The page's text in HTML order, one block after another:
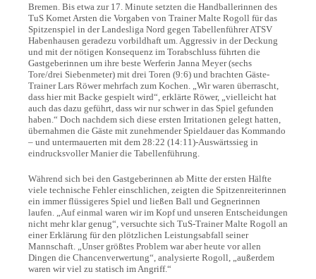
Bremen. Bis etwa zur 17. Minute setzten die Handballerinnen des
TuS Komet Arsten die Vorgaben von Trainer Malte Rogoll für das
Spitzenspiel in der Landesliga Nord gegen Tabellenführer ATSV
Habenhausen geradezu vorbildhaft um. Aggressiv in der Deckung
und mit der nötigen Konsequenz im Torabschluss führten die
Gastgeberinnen um ihre beste Werferin Janna Meyer (sechs
Tore/drei Siebenmeter) mit drei Toren (9:6) und brachten Gäste-
Trainer Lars Röwer mehrfach zum Kochen. „Wir waren überrascht,
dass hier mit Backe gespielt wird“, erklärte Röwer, „vielleicht hat
auch das dazu geführt, dass wir nur schwer in das Spiel gefunden
haben.“ Doch nachdem sich diese ersten Irritationen gelegt hatten,
übernahmen die Gäste mit zunehmender Spieldauer das Kommando
– und untermauerten mit dem 28:22 (14:11)-Auswärtssieg in
eindrucksvoller Manier die Tabellenführung.
Während sich bei den Gastgeberinnen ab Mitte der ersten Hälfte
viele technische Fehler einschlichen, zeigten die Spitzenreiterinnen
ein immer flüssigeres Spiel und ließen Ball und Gegnerinnen
laufen. „Auf einmal waren wir im Kopf und unseren Entscheidungen
nicht mehr klar genug“, versuchte sich TuS-Trainer Malte Rogoll an
einer Erklärung für den plötzlichen Leistungsabfall seiner
Mannschaft. „Unser größtes Problem war aber heute vor allen
Dingen die Chancenverwertung“, analysierte Rogoll, „außerdem
waren wir viel zu statisch im Angriff.“